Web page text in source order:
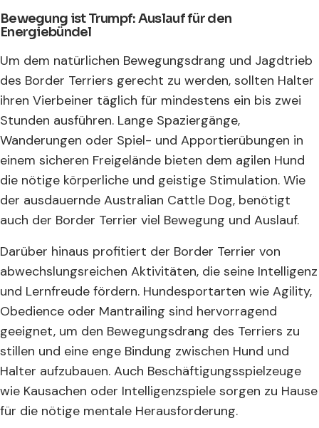
Bewegung ist Trumpf: Auslauf für den
Energiebündel
Um dem natürlichen Bewegungsdrang und Jagdtrieb
des Border Terriers gerecht zu werden, sollten Halter
ihren Vierbeiner täglich für mindestens ein bis zwei
Stunden ausführen. Lange Spaziergänge,
Wanderungen oder Spiel- und Apportierübungen in
einem sicheren Freigelände bieten dem agilen Hund
die nötige körperliche und geistige Stimulation. Wie
der ausdauernde Australian Cattle Dog, benötigt
auch der Border Terrier viel Bewegung und Auslauf.
Darüber hinaus profitiert der Border Terrier von
abwechslungsreichen Aktivitäten, die seine Intelligenz
und Lernfreude fördern. Hundesportarten wie Agility,
Obedience oder Mantrailing sind hervorragend
geeignet, um den Bewegungsdrang des Terriers zu
stillen und eine enge Bindung zwischen Hund und
Halter aufzubauen. Auch Beschäftigungsspielzeuge
wie Kausachen oder Intelligenzspiele sorgen zu Hause
für die nötige mentale Herausforderung.